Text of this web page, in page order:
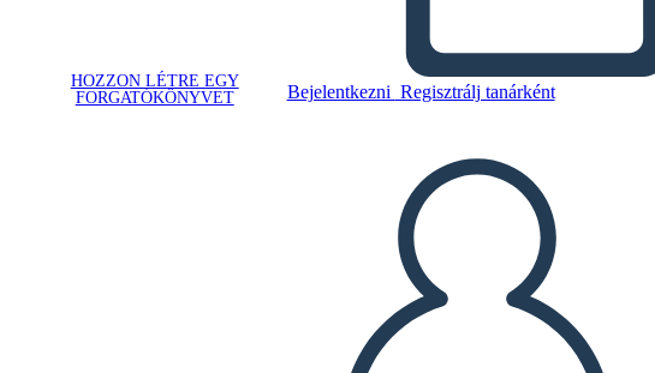
HOZZON LÉTRE EGY
FORGATÓKÖNYVET
Bejelentkezni Regisztrálj tanárként